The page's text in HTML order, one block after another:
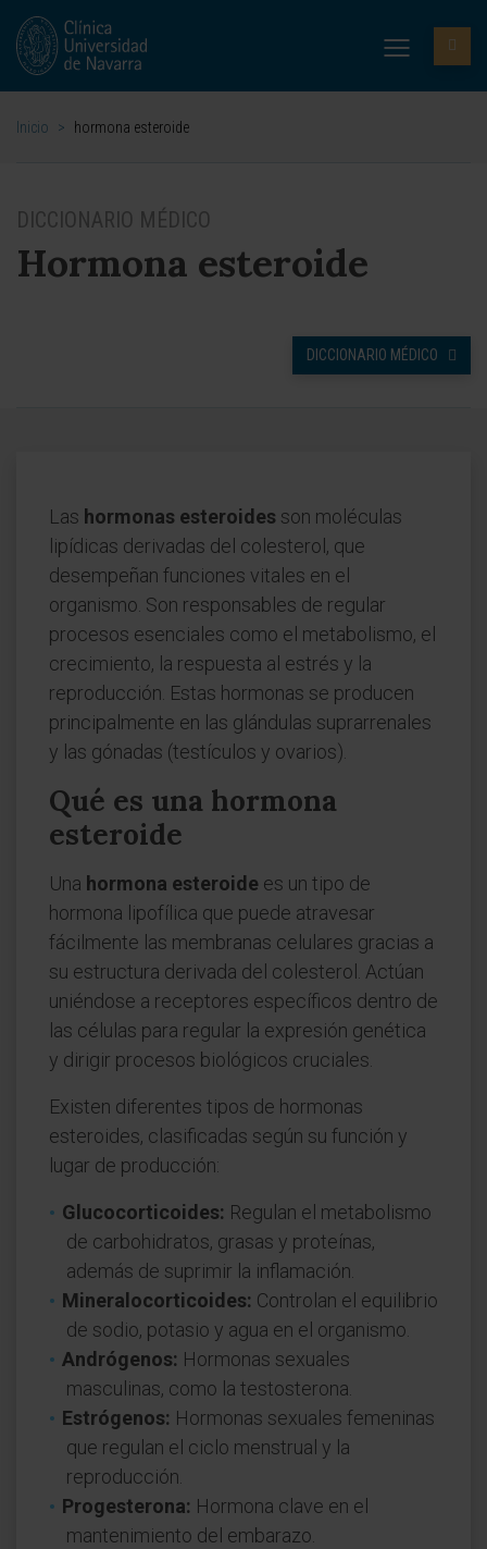
Inicio > hormona esteroide
DICCIONARIO MÉDICO
Hormona esteroide
DICCIONARIO MÉDICO
Las hormonas esteroides son moléculas
lipídicas derivadas del colesterol, que
desempeñan funciones vitales en el
organismo. Son responsables de regular
procesos esenciales como el metabolismo, el
crecimiento, la respuesta al estrés y la
reproducción. Estas hormonas se producen
principalmente en las glándulas suprarrenales
y las gónadas (testículos y ovarios).
Qué es una hormona
esteroide
Una hormona esteroide es un tipo de
hormona lipofílica que puede atravesar
fácilmente las membranas celulares gracias a
su estructura derivada del colesterol. Actúan
uniéndose a receptores específicos dentro de
las células para regular la expresión genética
y dirigir procesos biológicos cruciales.
Existen diferentes tipos de hormonas
esteroides, clasificadas según su función y
lugar de producción:
Glucocorticoides: Regulan el metabolismo
de carbohidratos, grasas y proteínas,
además de suprimir la inflamación.
Mineralocorticoides: Controlan el equilibrio
de sodio, potasio y agua en el organismo.
Andrógenos: Hormonas sexuales
masculinas, como la testosterona.
Estrógenos: Hormonas sexuales femeninas
que regulan el ciclo menstrual y la
reproducción.
Progesterona: Hormona clave en el
mantenimiento del embarazo.